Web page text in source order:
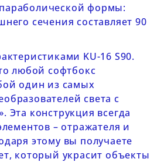
формы:
сечения составляет 90
KU-16 S90.
любой софтбокс
один из самых
света с
Эта конструкция всегда
– отражателя и
этому вы получаете
который украсит объекты